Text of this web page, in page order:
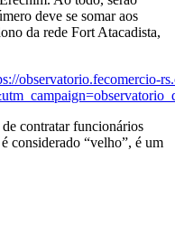
deve se somar aos
da rede Fort Atacadista,
contratar funcionários
considerado “velho”, é um